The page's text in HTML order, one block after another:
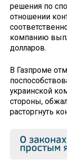
решения по
отношении
компанию
долларов.
В Газпроме
украинской
стороны,
расторгнуть